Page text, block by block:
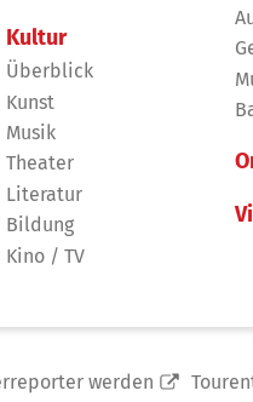
Kultur
Überblick
Kunst
Musik
Theater
Literatur
Bildung
Kino / TV
werden